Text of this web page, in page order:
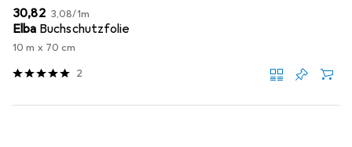
EUR
30,82 EUR
3,08/1m
Elba Buchschutzfolie
10 m x 70 cm
2